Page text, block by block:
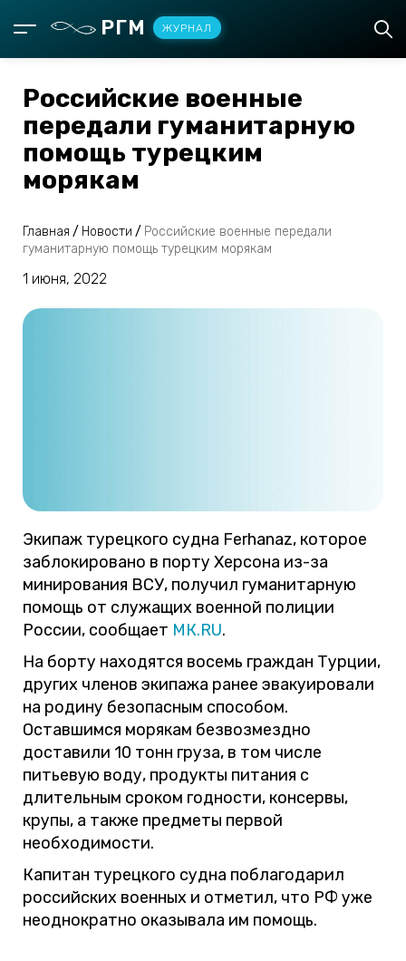
РГМ ЖУРНАЛ
Российские военные
передали гуманитарную
помощь турецким
морякам
Главная / Новости / Российские военные передали
гуманитарную помощь турецким морякам
1 июня, 2022
Экипаж турецкого судна Ferhanaz, которое
заблокировано в порту Херсона из-за
минирования ВСУ, получил гуманитарную
помощь от служащих военной полиции
России, сообщает МК.RU.
На борту находятся восемь граждан Турции,
других членов экипажа ранее эвакуировали
на родину безопасным способом.
Оставшимся морякам безвозмездно
доставили 10 тонн груза, в том числе
питьевую воду, продукты питания с
длительным сроком годности, консервы,
крупы, а также предметы первой
необходимости.
Капитан турецкого судна поблагодарил
российских военных и отметил, что РФ уже
неоднократно оказывала им помощь.